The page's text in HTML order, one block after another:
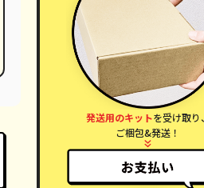
発送用のキットを受け取り、
ご梱包&発送！